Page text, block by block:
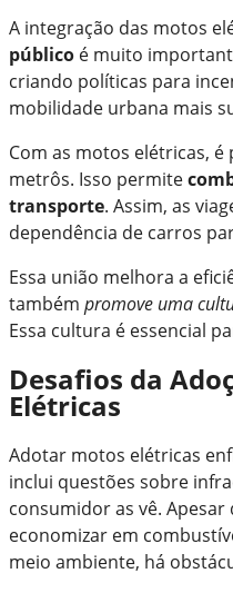
A integração das motos
público é muito
criando políticas para
mobilidade urbana mais
Com as motos elétricas,
metrôs. Isso permite
transporte. Assim, as
dependência de carros
Essa união melhora a
também promove uma
Essa cultura é essencial
Desafios da
Elétricas
Adotar motos elétricas
inclui questões sobre
consumidor as vê. Apesar
economizar em
meio ambiente, há